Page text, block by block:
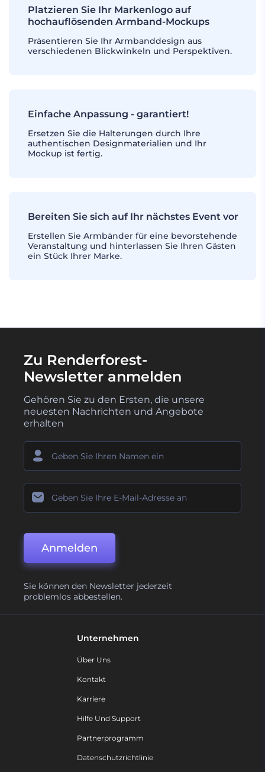
Platzieren Sie Ihr Markenlogo auf
hochauflösenden Armband-Mockups
Präsentieren Sie Ihr Armbanddesign aus
verschiedenen Blickwinkeln und Perspektiven.
Einfache Anpassung - garantiert!
Ersetzen Sie die Halterungen durch Ihre
authentischen Designmaterialien und Ihr
Mockup ist fertig.
Bereiten Sie sich auf Ihr nächstes Event vor
Erstellen Sie Armbänder für eine bevorstehende
Veranstaltung und hinterlassen Sie Ihren Gästen
ein Stück Ihrer Marke.
Zu Renderforest-
Newsletter anmelden
Gehören Sie zu den Ersten, die unsere
neuesten Nachrichten und Angebote
erhalten
Anmelden
Sie können den Newsletter jederzeit
problemlos abbestellen.
Unternehmen
Über Uns
Kontakt
Karriere
Hilfe Und Support
Partnerprogramm
Datenschutzrichtlinie